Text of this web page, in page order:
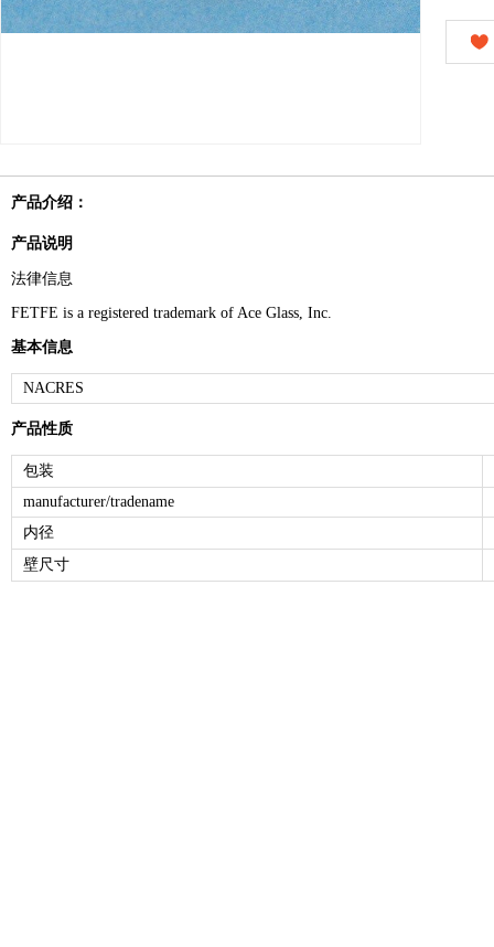
产品介绍：
产品说明
法律信息
FETFE is a registered trademark of Ace Glass, Inc.
基本信息
NACRES
产品性质
包装
manufacturer/tradename
内径
壁尺寸